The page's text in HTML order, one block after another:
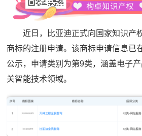
近日，比亚迪正式向国家知识产权
商标的注册申请。该商标申请信息已
公示，申请类别为第9类，涵盖电子
关智能技术领域。